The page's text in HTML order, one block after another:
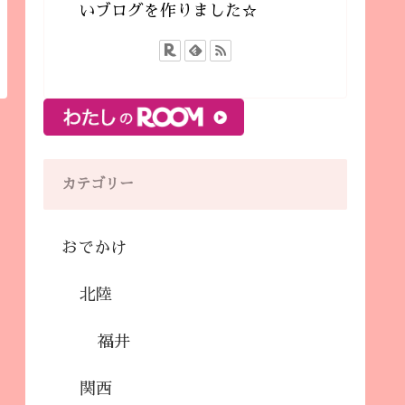
いブログを作りました☆
カテゴリー
おでかけ
北陸
福井
関西